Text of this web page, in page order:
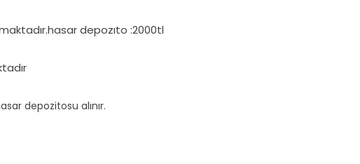
depozıto :2000tl
depozitosu alınır.